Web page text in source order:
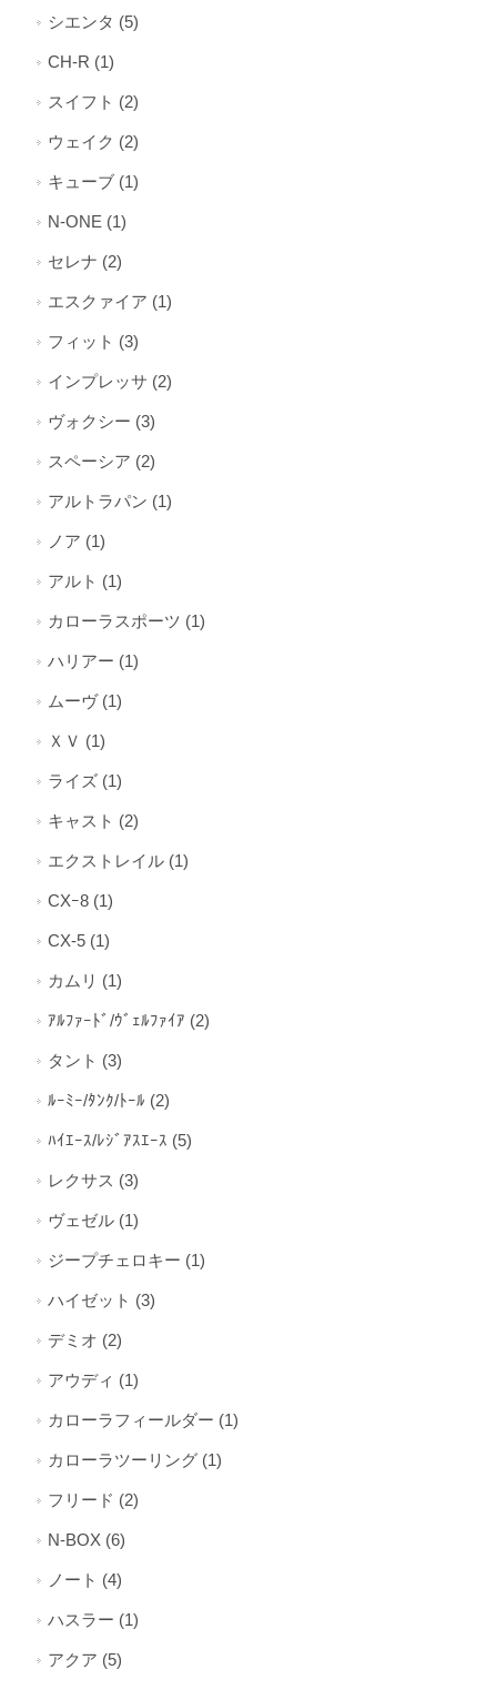
シエンタ (5)
CH-R (1)
スイフト (2)
ウェイク (2)
キューブ (1)
N-ONE (1)
セレナ (2)
エスクァイア (1)
フィット (3)
インプレッサ (2)
ヴォクシー (3)
スペーシア (2)
アルトラパン (1)
ノア (1)
アルト (1)
カローラスポーツ (1)
ハリアー (1)
ムーヴ (1)
ＸＶ (1)
ライズ (1)
キャスト (2)
エクストレイル (1)
CXｰ8 (1)
CX-5 (1)
カムリ (1)
ｱﾙﾌｧｰﾄﾞ/ｳﾞｪﾙﾌｧｲｱ (2)
タント (3)
ﾙｰﾐｰ/ﾀﾝｸ/ﾄｰﾙ (2)
ﾊｲｴｰｽ/ﾚｼﾞｱｽｴｰｽ (5)
レクサス (3)
ヴェゼル (1)
ジープチェロキー (1)
ハイゼット (3)
デミオ (2)
アウディ (1)
カローラフィールダー (1)
カローラツーリング (1)
フリード (2)
N-BOX (6)
ノート (4)
ハスラー (1)
アクア (5)